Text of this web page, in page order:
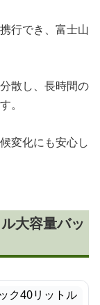
行でき、富士山
散し、長時間の
。
変化にも安心し
大容量バッ